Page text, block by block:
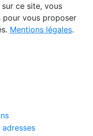
ce site, vous
vous proposer
Mentions légales.
adresses